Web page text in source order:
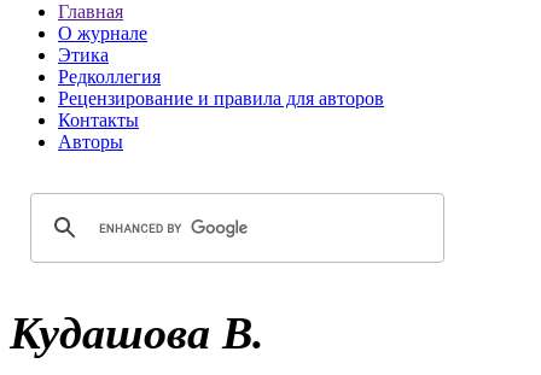
Главная
О журнале
Этика
Редколлегия
Рецензирование и правила для авторов
Контакты
Авторы
Кудашова В.